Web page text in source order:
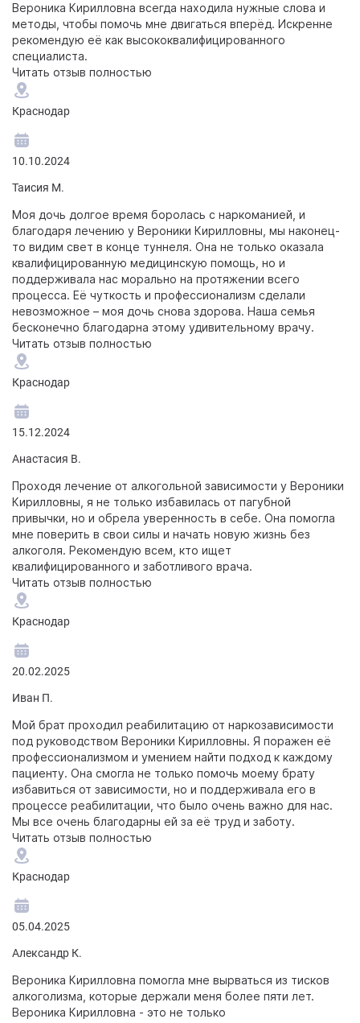
Вероника Кирилловна всегда находила нужные слова и
методы, чтобы помочь мне двигаться вперёд. Искренне
рекомендую её как высококвалифицированного
специалиста.
Читать отзыв полностью
Краснодар
10.10.2024
Таисия М.
Моя дочь долгое время боролась с наркоманией, и
благодаря лечению у Вероники Кирилловны, мы наконец-
то видим свет в конце туннеля. Она не только оказала
квалифицированную медицинскую помощь, но и
поддерживала нас морально на протяжении всего
процесса. Её чуткость и профессионализм сделали
невозможное – моя дочь снова здорова. Наша семья
бесконечно благодарна этому удивительному врачу.
Читать отзыв полностью
Краснодар
15.12.2024
Анастасия В.
Проходя лечение от алкогольной зависимости у Вероники
Кирилловны, я не только избавилась от пагубной
привычки, но и обрела уверенность в себе. Она помогла
мне поверить в свои силы и начать новую жизнь без
алкоголя. Рекомендую всем, кто ищет
квалифицированного и заботливого врача.
Читать отзыв полностью
Краснодар
20.02.2025
Иван П.
Мой брат проходил реабилитацию от наркозависимости
под руководством Вероники Кирилловны. Я поражен её
профессионализмом и умением найти подход к каждому
пациенту. Она смогла не только помочь моему брату
избавиться от зависимости, но и поддерживала его в
процессе реабилитации, что было очень важно для нас.
Мы все очень благодарны ей за её труд и заботу.
Читать отзыв полностью
Краснодар
05.04.2025
Александр К.
Вероника Кирилловна помогла мне вырваться из тисков
алкоголизма, которые держали меня более пяти лет.
Вероника Кирилловна - это не только